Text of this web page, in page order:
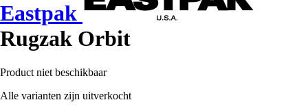
Eastpak
Rugzak Orbit
Product niet beschikbaar
Alle varianten zijn uitverkocht